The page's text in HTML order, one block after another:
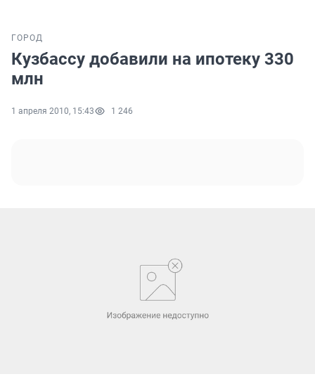
ГОРОД
Кузбассу добавили на ипотеку 330
млн
1 апреля 2010, 15:43 1 246